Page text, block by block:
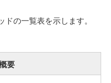
の一覧表を示します。
要